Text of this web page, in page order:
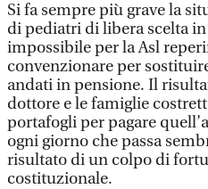
Si fa sempre più grave la
di pediatri di libera scelta
impossibile per la Asl
convenzionare per
andati in pensione. Il
dottore e le famiglie
portafogli per pagare
ogni giorno che passa
risultato di un colpo di
costituzionale.